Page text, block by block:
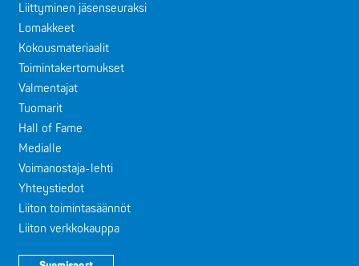
Liittyminen jäsenseuraksi
Lomakkeet
Kokousmateriaalit
Toimintakertomukset
Valmentajat
Tuomarit
Hall of Fame
Medialle
Voimanostaja-lehti
Yhteystiedot
Liiton toimintasäännöt
Liiton verkkokauppa